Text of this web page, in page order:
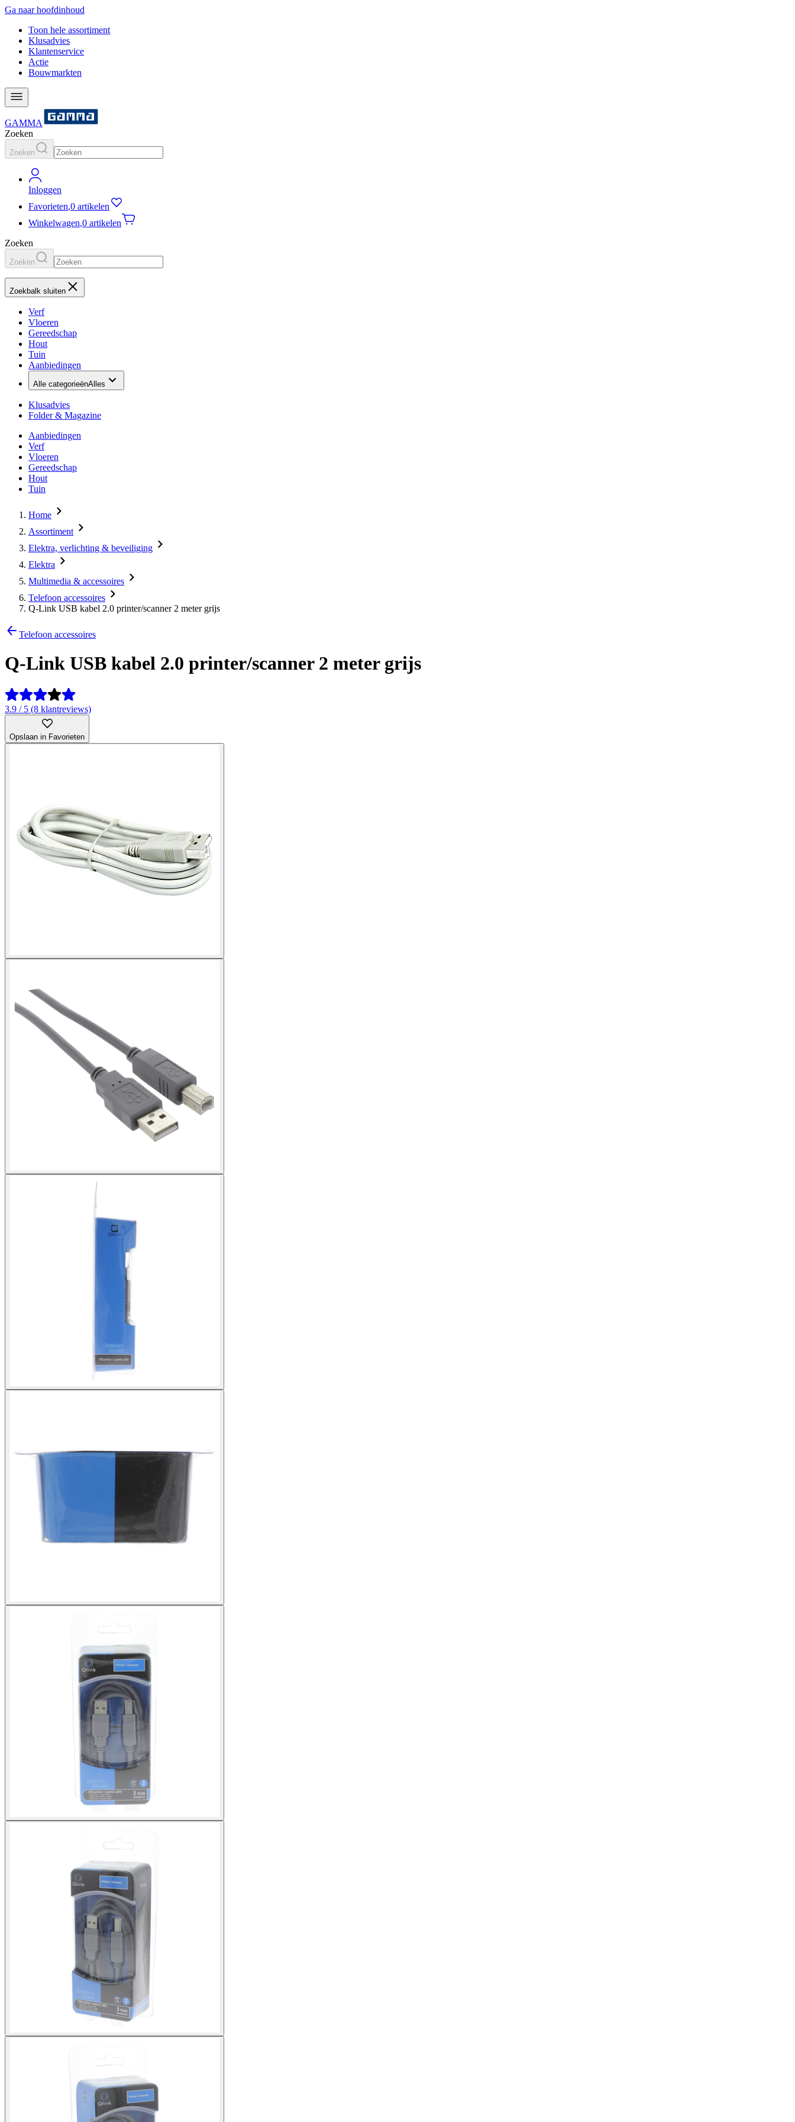
Ga naar hoofdinhoud
Toon hele assortiment
Klusadvies
Klantenservice
Actie
Bouwmarkten
GAMMA
Zoeken
Zoeken
Inloggen
Favorieten,0 artikelen
Winkelwagen,0 artikelen
Zoeken
Zoeken
Zoekbalk sluiten
Verf
Vloeren
Gereedschap
Hout
Tuin
Aanbiedingen
Alle categorieënAlles
Klusadvies
Folder & Magazine
Aanbiedingen
Verf
Vloeren
Gereedschap
Hout
Tuin
Home
Assortiment
Elektra, verlichting & beveiliging
Elektra
Multimedia & accessoires
Telefoon accessoires
Q-Link USB kabel 2.0 printer/scanner 2 meter grijs
Telefoon accessoires
Q-Link USB kabel 2.0 printer/scanner 2 meter grijs
3.9 / 5 (8 klantreviews)
Opslaan in Favorieten